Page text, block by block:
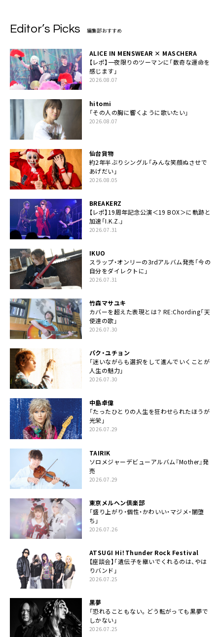
Editor’s Picks 編集部おすすめ
ALICE IN MENSWEAR × MASCHERA
【レポ】一夜限りのツーマンに「数奇な運命を
感じます」
2026.08.07
hitomi
「その人の胸に響くように歌いたい」
2026.08.07
仙台貨物
約2年半ぶりシングル「みんな笑顔ぬさせで
あげだい」
2026.08.05
BREAKERZ
【レポ】19周年記念公演＜19 BOX＞に軌跡と
加速「I.K.Z.」
2026.07.31
IKUO
スラップ・オンリーの3rdアルバム発売「今の
自分をダイレクトに」
2026.07.31
竹森マサユキ
カバーを超えた表現とは？ RE:Chording「天
使達の歌」
2026.07.30
パク・ユチョン
「迷いながらも選択をして進んでいくことが
人生の魅力」
2026.07.30
中島卓偉
「たったひとりの人生を狂わせられたほうが
光栄」
2026.07.29
TAIRIK
ソロメジャーデビューアルバム『Mother』発
売
2026.07.29
東京メルヘン倶楽部
「盛り上がり・個性・かわいい・マジメ・闇堕
ち」
2026.07.26
ATSUGI Hi！Thunder Rock Festival
【座談会】「遺伝子を継いでくれるのは、やは
りバンド」
2026.07.25
黒夢
「恐れることもない。どう転がっても黒夢で
しかない」
2026.07.25